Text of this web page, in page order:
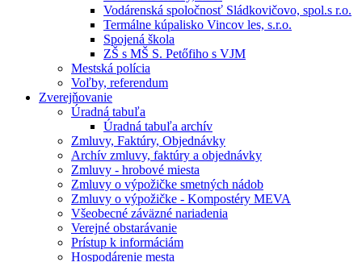
Vodárenská spoločnosť Sládkovičovo, spol.s r.o.
Termálne kúpalisko Vincov les, s.r.o.
Spojená škola
ZŠ s MŠ S. Petőfiho s VJM
Mestská polícia
Voľby, referendum
Zverejňovanie
Úradná tabuľa
Úradná tabuľa archív
Zmluvy, Faktúry, Objednávky
Archív zmluvy, faktúry a objednávky
Zmluvy - hrobové miesta
Zmluvy o výpožičke smetných nádob
Zmluvy o výpožičke - Kompostéry MEVA
Všeobecné záväzné nariadenia
Verejné obstarávanie
Prístup k informáciám
Hospodárenie mesta